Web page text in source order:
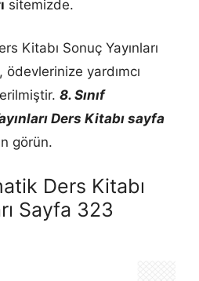
sitemizde.
Kitabı Sonuç Yayınları
yardımcı
8. Sınıf
Ders Kitabı sayfa
görün.
Ders Kitabı
Sayfa 323